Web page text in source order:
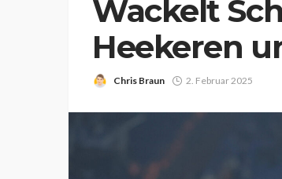
Wackelt
Heekeren
Chris Braun 2. Februar 2025